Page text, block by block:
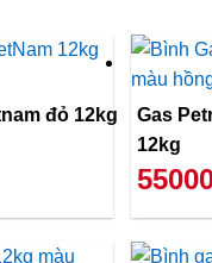
đỏ 12kg
Gas
12kg